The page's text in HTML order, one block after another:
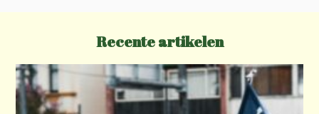
a
t
Recente artikelen